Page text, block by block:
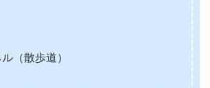
（散歩道）